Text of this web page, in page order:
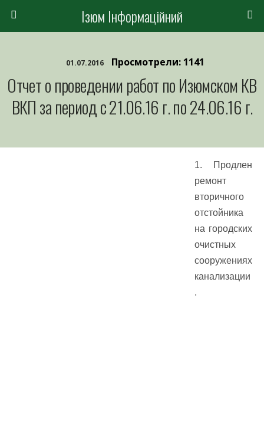
Ізюм Інформаційний
01.07.2016 Просмотрели: 1141
Отчет о проведении работ по Изюмском КВ
ВКП за период с 21.06.16 г. по 24.06.16 г.
1. Продлен
ремонт
вторичного
отстойника
на городских
очистных
сооружениях
канализации
.